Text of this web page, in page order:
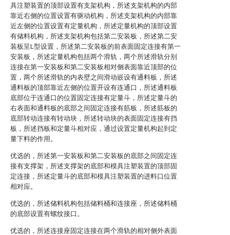
具注塑装置的顶部设置有支架机构，所述支架机构的内部
靠近右侧的位置设置有驱动机构，所述支架机构的内部靠
近左侧的位置设置有定量机构，所述定量机构的顶部设置
有储料机构，所述支架机构包括第二安装板，所述第二安
装板呈L型设置，所述第二安装板的前表面固定连接有第一
安装板，所述定量机构包括两个滑轨，两个所述滑轨分别
连接在第一安装板和第二安装板相对侧表面靠近顶部的位
置，两个所述滑轨的内表壁之间滑动嵌设有通料板，所述
通料板的顶部靠近左侧的位置开设有连通口，所述通料板
底部位于连通口的位置固定连接有定量斗，所述定量斗的
右表面和通料板的底部之间固定连接有筋板，所述筋板的
底部转动连接有转动块，所述转动块的表面固定连接有挡
板，所述挡板和定量斗相对应，通过设置定量机构起到定
量下料的作用。
优选的，所述第一安装板和第二安装板的底部之间固定连
接有支撑架，所述支撑架的底部和模具注塑装置的顶部固
定连接，所述定量斗的底部和模具注塑装置的进料口位置
相对应。
优选的，所述储料机构包括储料桶和连接座，所述储料桶
的底部设置有螺纹接口。
优选的，所述连接座固定连接在两个滑轨的相对侧外表面